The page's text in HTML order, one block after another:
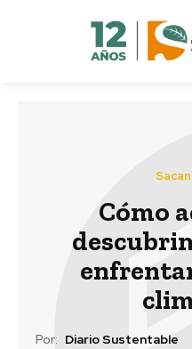
Cómo
Por: Diario Sustentable